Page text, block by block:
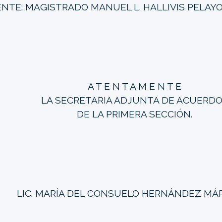
MAGISTRADO MANUEL L. HALLIVIS
A T E N T A M E N T E
LA SECRETARIA ADJUNTA DE
DE LA PRIMERA SECCIÓN.
LIC. MARÍA DEL CONSUELO HERNÁNDEZ